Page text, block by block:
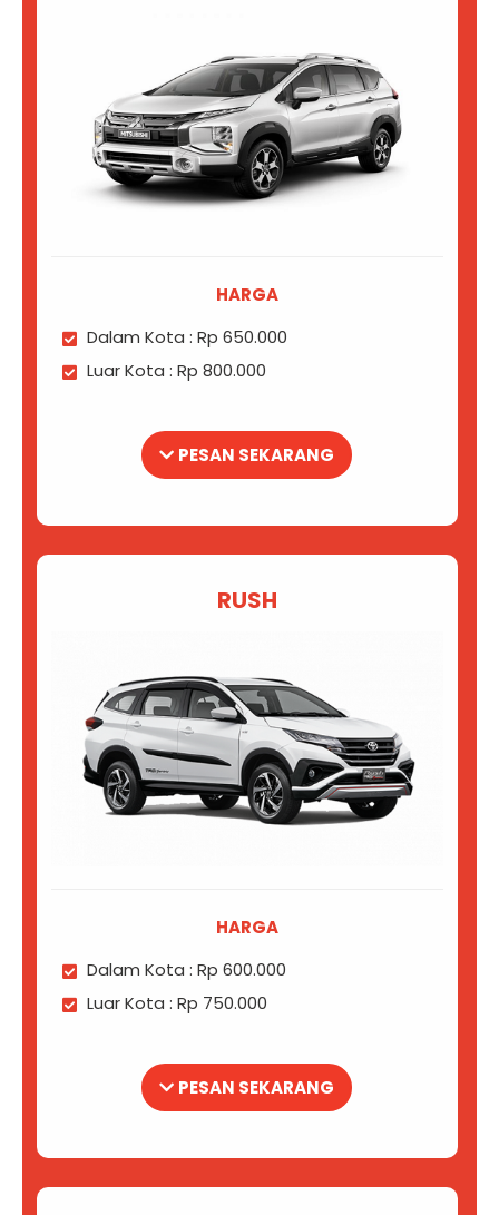
HARGA
Dalam Kota : Rp 650.000
Luar Kota : Rp 800.000
PESAN SEKARANG
RUSH
HARGA
Dalam Kota : Rp 600.000
Luar Kota : Rp 750.000
PESAN SEKARANG